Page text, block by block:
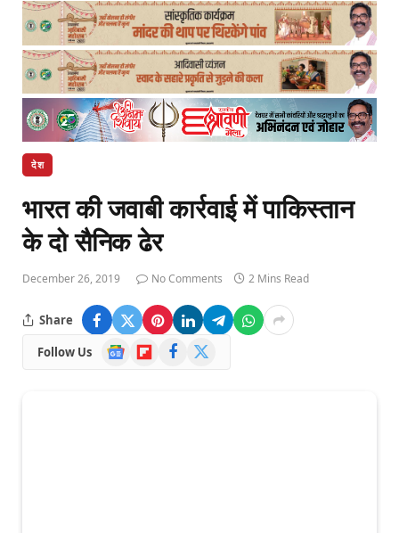
देश
भारत की जवाबी कार्रवाई में पाकिस्तान
के दो सैनिक ढेर
December 26, 2019 No Comments 2 Mins Read
Share
Follow Us
Google
News
FlipboardFacebook